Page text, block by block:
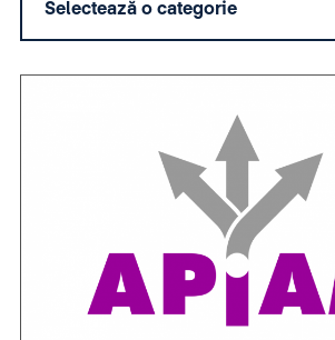
Selectează o categorie